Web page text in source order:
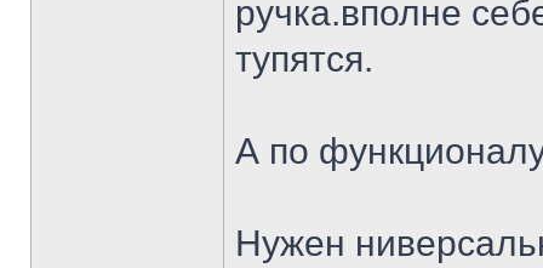
ручка.вполне
тупятся.
А по
Нужен